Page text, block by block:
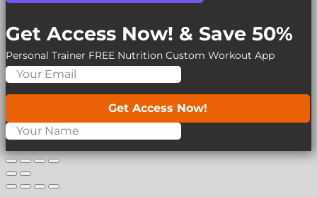
Get Access Now! & Save 50%
Personal Trainer FREE Nutrition Custom Workout App
Get Access Now!